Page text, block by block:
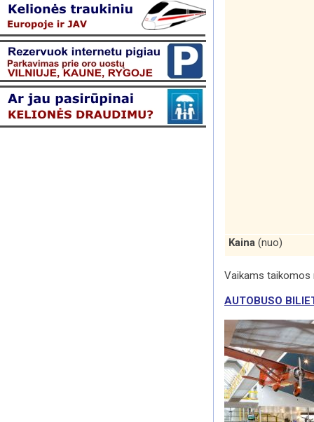
Kaina (nuo)
Vaikams taikomos
AUTOBUSO